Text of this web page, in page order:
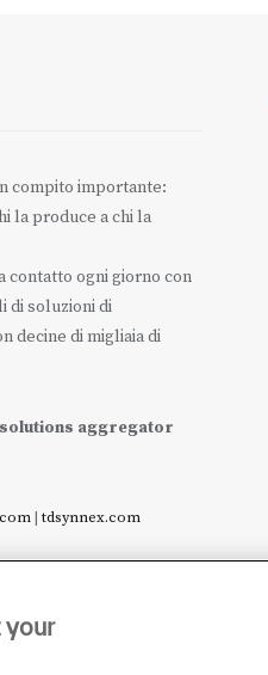
compito importante:
la produce a chi la
contatto ogni giorno con
di soluzioni di
decine di migliaia di
aggregator
|tdsynnex.com
your